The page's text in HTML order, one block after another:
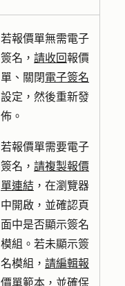
若報價單無需電子
簽名， 請收回報價
單、關閉電子簽名
設定，然後重新發
佈。
若報價單需要電子
簽名， 請複製報價
單連結 ，在瀏覽器
中開啟，並確認頁
面中是否顯示簽名
模組。若未顯示簽
名模組， 請編輯報
價單範本 ，並確保